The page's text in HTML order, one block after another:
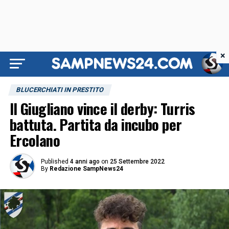
BLUCERCHIATI IN PRESTITO
Il Giugliano vince il derby: Turris
battuta. Partita da incubo per
Ercolano
Published 4 anni ago on 25 Settembre 2022
By Redazione SampNews24
×